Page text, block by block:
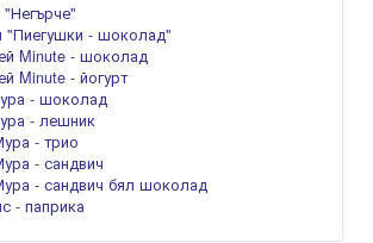
"Пиегушки - шоколад"
Minute - шоколад
Minute - йогурт
- шоколад
- лешник
- трио
- сандвич
- сандвич бял шоколад
- паприка